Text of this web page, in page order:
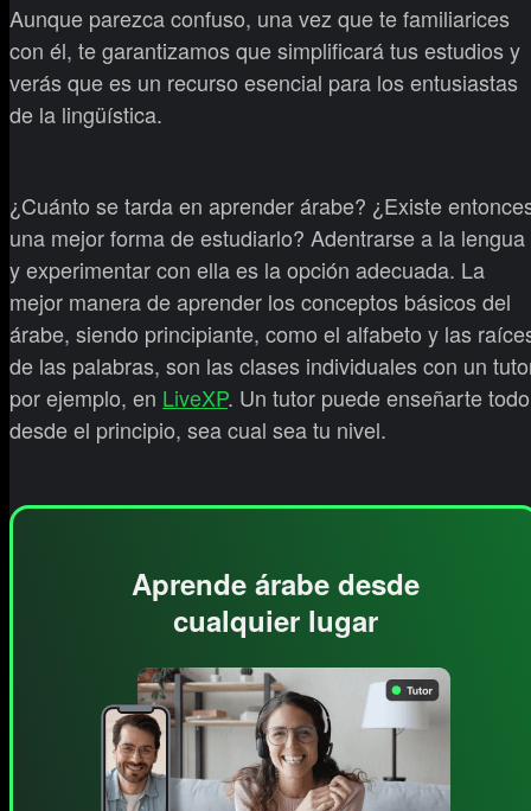
Aunque parezca confuso, una vez que te familiarices
con él, te garantizamos que simplificará tus estudios y
verás que es un recurso esencial para los entusiastas
de la lingüística.
¿Cuánto se tarda en aprender árabe? ¿Existe
una mejor forma de estudiarlo? Adentrarse a la lengua
y experimentar con ella es la opción adecuada. La
mejor manera de aprender los conceptos básicos del
árabe, siendo principiante, como el alfabeto y las
de las palabras, son las clases individuales con un
por ejemplo, en LiveXP. Un tutor puede enseñarte todo
desde el principio, sea cual sea tu nivel.
Aprende árabe desde
cualquier lugar